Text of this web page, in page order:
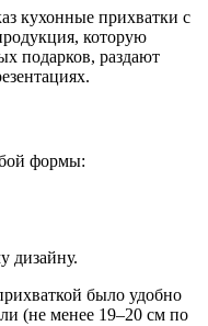
кухонные прихватки с
которую
подарков, раздают
формы:
дизайну.
было удобно
(не менее 19–20 см по